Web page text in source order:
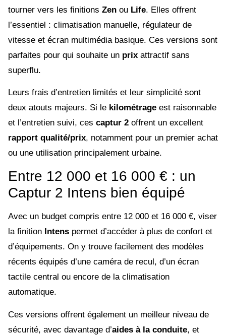
tourner vers les finitions Zen ou Life. Elles offrent
l’essentiel : climatisation manuelle, régulateur de
vitesse et écran multimédia basique. Ces versions sont
parfaites pour qui souhaite un prix attractif sans
superflu.
Leurs frais d’entretien limités et leur simplicité sont
deux atouts majeurs. Si le kilométrage est raisonnable
et l’entretien suivi, ces captur 2 offrent un excellent
rapport qualité/prix, notamment pour un premier achat
ou une utilisation principalement urbaine.
Entre 12 000 et 16 000 € : un
Captur 2 Intens bien équipé
Avec un budget compris entre 12 000 et 16 000 €, viser
la finition Intens permet d’accéder à plus de confort et
d’équipements. On y trouve facilement des modèles
récents équipés d’une caméra de recul, d’un écran
tactile central ou encore de la climatisation
automatique.
Ces versions offrent également un meilleur niveau de
sécurité, avec davantage d’aides à la conduite, et